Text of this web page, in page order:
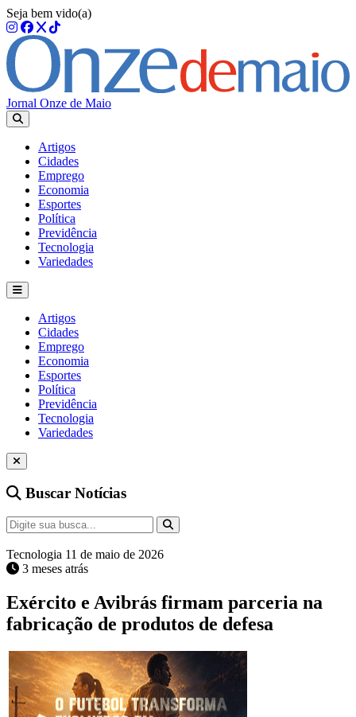
Seja bem vido(a)
Jornal Onze de Maio
Artigos
Cidades
Emprego
Economia
Esportes
Política
Previdência
Tecnologia
Variedades
Artigos
Cidades
Emprego
Economia
Esportes
Política
Previdência
Tecnologia
Variedades
Buscar Notícias
Tecnologia 11 de maio de 2026
3 meses atrás
Exército e Avibrás firmam parceria na
fabricação de produtos de defesa